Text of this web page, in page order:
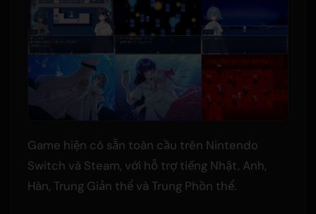
Game hiện có sẵn toàn cầu trên Nintendo
Switch và Steam, với hỗ trợ tiếng Nhật, Anh,
Hàn, Trung Giản thể và Trung Phồn thể.